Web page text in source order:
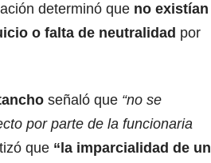
determinó que no existían
o falta de neutralidad por
señaló que “no se
por parte de la funcionaria
que “la imparcialidad de un